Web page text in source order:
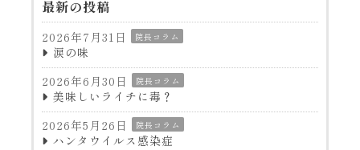
最新の投稿
2026年7月31日 院長コラム
涙の味
2026年6月30日
院長コラム
美味しいライチに毒？
2026年5月26日
院長コラム
ハンタウイルス感染症